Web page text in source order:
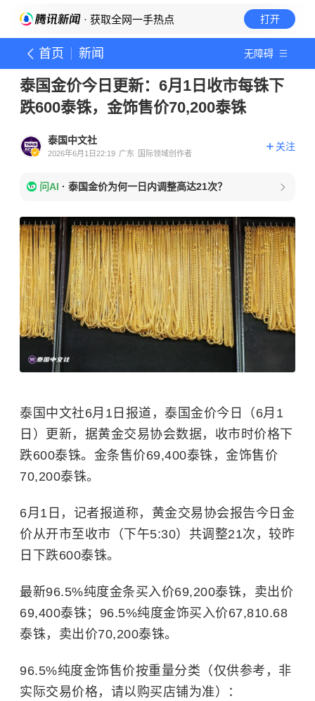
· 获取全网一手热点 打开
首页 新闻 无障碍
泰国金价今日更新：6月1日收市每铢下
跌600泰铢，金饰售价70,200泰铢
泰国中文社
2026年6月1日22:19 广东 国际领域创作者
关注
问AI · 泰国金价为何一日内调整高达21次？
泰国中文社6月1日报道，泰国金价今日（6月1
日）更新，据黄金交易协会数据，收市时价格下
跌600泰铢。金条售价69,400泰铢，金饰售价
70,200泰铢。
6月1日，记者报道称，黄金交易协会报告今日金
价从开市至收市（下午5:30）共调整21次，较昨
日下跌600泰铢。
最新96.5%纯度金条买入价69,200泰铢，卖出价
69,400泰铢；96.5%纯度金饰买入价67,810.68
泰铢，卖出价70,200泰铢。
96.5%纯度金饰售价按重量分类（仅供参考，非
实际交易价格，请以购买店铺为准）：